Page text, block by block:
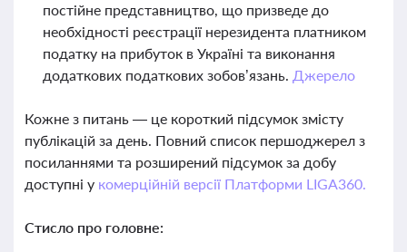
постійне представництво, що призведе до
необхідності реєстрації нерезидента платником
податку на прибуток в Україні та виконання
додаткових податкових зобов’язань. Джерело
Кожне з питань — це короткий підсумок змісту
публікацій за день. Повний список першоджерел з
посиланнями та розширений підсумок за добу
доступні у комерційній версії Платформи LIGA360.
Стисло про головне: